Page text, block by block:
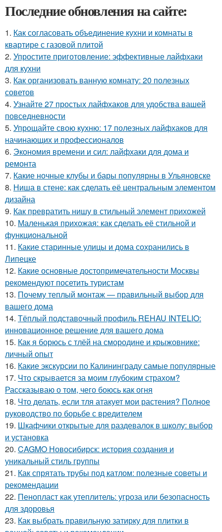
Последние обновления на сайте:
1. Как согласовать объединение кухни и комнаты в
квартире с газовой плитой
2. Упростите приготовление: эффективные лайфхаки
для кухни
3. Как организовать ванную комнату: 20 полезных
советов
4. Узнайте 27 простых лайфхаков для удобства вашей
повседневности
5. Упрощайте свою кухню: 17 полезных лайфхаков для
начинающих и профессионалов
6. Экономия времени и сил: лайфхаки для дома и
ремонта
7. Какие ночные клубы и бары популярны в Ульяновске
8. Ниша в стене: как сделать её центральным элементом
дизайна
9. Как превратить нишу в стильный элемент прихожей
10. Маленькая прихожая: как сделать её стильной и
функциональной
11. Какие старинные улицы и дома сохранились в
Липецке
12. Какие основные достопримечательности Москвы
рекомендуют посетить туристам
13. Почему теплый монтаж — правильный выбор для
вашего дома
14. Тёплый подставочный профиль REHAU INTELIO:
инновационное решение для вашего дома
15. Как я борюсь с тлёй на смородине и крыжовнике:
личный опыт
16. Какие экскурсии по Калининграду самые популярные
17. Что скрывается за моим глубоким страхом?
Рассказываю о том, чего боюсь как огня
18. Что делать, если тля атакует мои растения? Полное
руководство по борьбе с вредителем
19. Шкафчики открытые для раздевалок в школу: выбор
и установка
20. CAGMO Новосибирск: история создания и
уникальный стиль группы
21. Как спрятать трубы под катлом: полезные советы и
рекомендации
22. Пенопласт как утеплитель: угроза или безопасность
для здоровья
23. Как выбрать правильную затирку для плитки в